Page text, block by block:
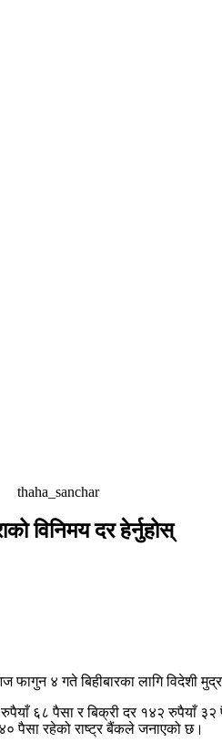
thaha_sanchar
विनिमय दर हेर्नुहोस्
फागुन ४ गते बिहीबारका लागि विदेशी
६८ पैसा र बिक्री दर १४२ रुपैयाँ
पैसा रहेको राष्ट्र बैंकले जनाएको छ।